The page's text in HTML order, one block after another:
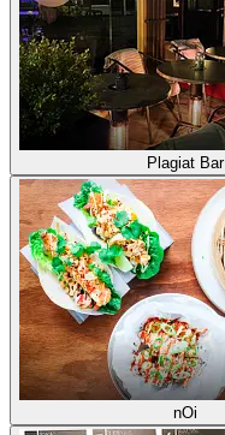
Plagiat Bar
nOi